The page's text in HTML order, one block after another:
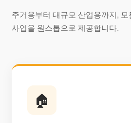
주거용부터 대규모 산업용까지, 모
사업을 원스톱으로 제공합니다.
🏠